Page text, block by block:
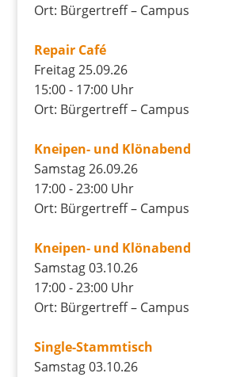
Ort: Bürgertreff – Campus
Repair Café
Freitag 25.09.26
15:00 - 17:00 Uhr
Ort: Bürgertreff – Campus
Kneipen- und Klönabend
Samstag 26.09.26
17:00 - 23:00 Uhr
Ort: Bürgertreff – Campus
Kneipen- und Klönabend
Samstag 03.10.26
17:00 - 23:00 Uhr
Ort: Bürgertreff – Campus
Single-Stammtisch
Samstag 03.10.26